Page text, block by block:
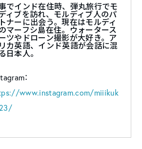
でインド在住時、弾丸旅行でモ
ィブを訪れ、モルディブ人のパ
ナーに出会う。現在はモルディ
マーフシ島在住。ウォータース
ツやドローン撮影が大好き。ア
カ英語、インド英語が会話に混
日本人。
：
www.instagram.com/miiikuk